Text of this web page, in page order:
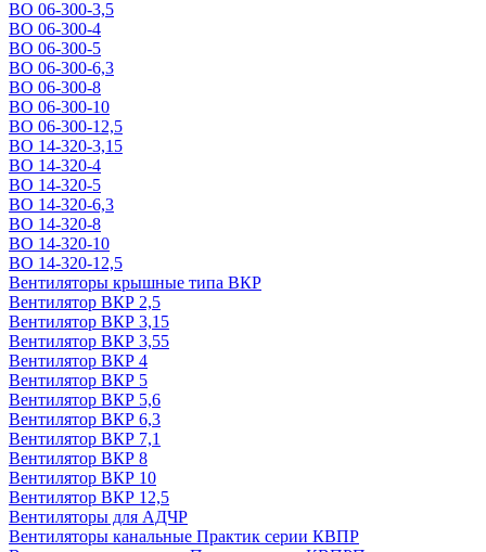
ВО 06-300-3,5
ВО 06-300-4
ВО 06-300-5
ВО 06-300-6,3
ВО 06-300-8
ВО 06-300-10
ВО 06-300-12,5
ВО 14-320-3,15
ВО 14-320-4
ВО 14-320-5
ВО 14-320-6,3
ВО 14-320-8
ВО 14-320-10
ВО 14-320-12,5
Вентиляторы крышные типа ВКР
Вентилятор ВКР 2,5
Вентилятор ВКР 3,15
Вентилятор ВКР 3,55
Вентилятор ВКР 4
Вентилятор ВКР 5
Вентилятор ВКР 5,6
Вентилятор ВКР 6,3
Вентилятор ВКР 7,1
Вентилятор ВКР 8
Вентилятор ВКР 10
Вентилятор ВКР 12,5
Вентиляторы для АДЧР
Вентиляторы канальные Практик серии КВПР